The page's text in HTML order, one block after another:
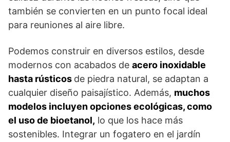
también se convierten en un punto focal ideal
para reuniones al aire libre.
Podemos construir en diversos estilos, desde
modernos con acabados de acero inoxidable
hasta rústicos de piedra natural, se adaptan a
cualquier diseño paisajístico. Además, muchos
modelos incluyen opciones ecológicas, como
el uso de bioetanol, lo que los hace más
sostenibles. Integrar un fogatero en el jardín